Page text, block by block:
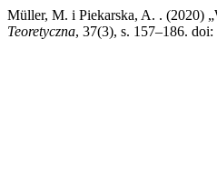
Müller, M. i Piekarska, A. . (2020)
Teoretyczna, 37(3), s. 157‒186.